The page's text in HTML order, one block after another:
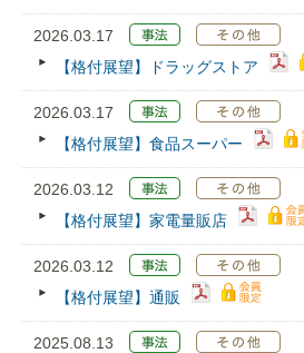
2026.03.17
【格付展望】ドラッグストア
2026.03.17
【格付展望】食品スーパー
2026.03.12
【格付展望】家電量販店
2026.03.12
【格付展望】通販
2025.08.13